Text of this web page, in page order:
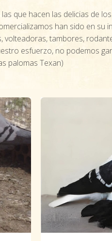
las que hacen las delicias de
han sido en su
volteadoras, tambores,
esfuerzo, no podemos
palomas Texan)